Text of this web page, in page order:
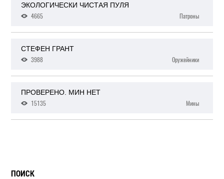
ЭКОЛОГИЧЕСКИ ЧИСТАЯ ПУЛЯ
4665
Патроны
СТЕФЕН ГРАНТ
3988
Оружейники
ПРОВЕРЕНО. МИН НЕТ
15135
Мины
ПОИСК